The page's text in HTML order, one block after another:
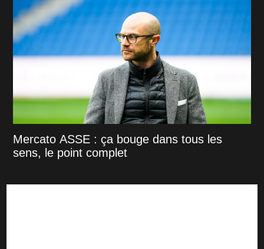
Mercato ASSE : ça bouge dans tous les
sens, le point complet